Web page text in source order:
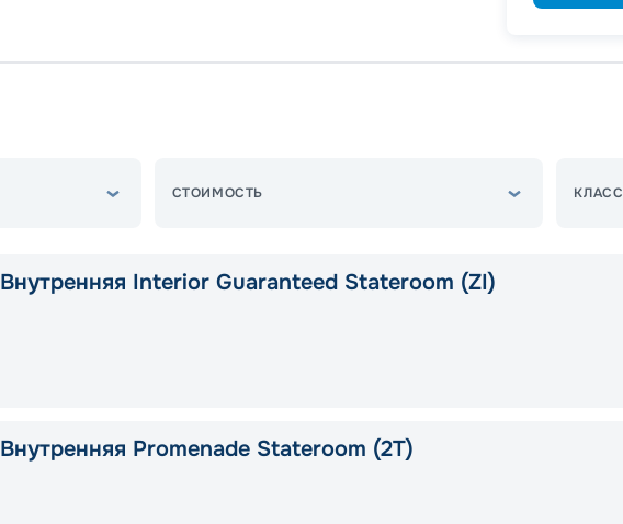
СТОИМОСТЬ КЛАСС
Внутренняя Interior Guaranteed Stateroom (ZI)
Внутренняя Promenade Stateroom (2T)